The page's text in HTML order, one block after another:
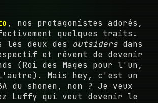
, nos protagonistes adorés,
quelques traits.
deux des outsiders dans
et rêvent de devenir
(Roi des Mages pour l'un,
l'autre). Mais hey, c'est un
du shonen, non ? Je veux
Luffy qui veut devenir le